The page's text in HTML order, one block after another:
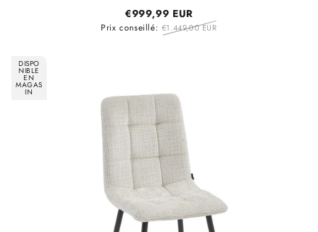
€999,99 EUR
Prix conseillé: €1.449,00 EUR
DISPO
NIBLE
EN
MAGAS
IN